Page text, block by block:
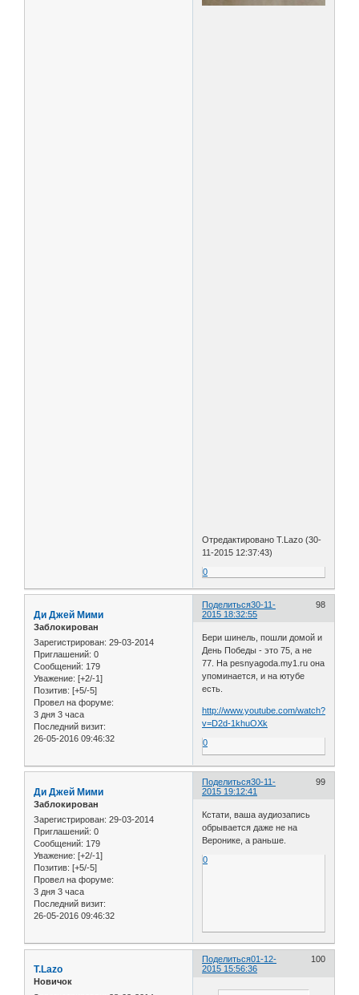
Отредактировано T.Lazo (30-
11-2015 12:37:43)
0
Поделиться 98
30-11-
2015 18:32:55
Ди Джей Мими
Заблокирован
Зарегистрирован: 29-03-2014
Приглашений: 0
Сообщений: 179
Уважение: [+2/-1]
Позитив: [+5/-5]
Провел на форуме:
3 дня 3 часа
Последний визит:
26-05-2016 09:46:32
Бери шинель, пошли домой и
День Победы - это 75, а не
77. На pesnyagoda.my1.ru она
упоминается, и на ютубе
есть.
http://www.youtube.com/watch?
v=D2d-1khuOXk
0
Поделиться 99
30-11-
2015 19:12:41
Ди Джей Мими
Заблокирован
Зарегистрирован: 29-03-2014
Приглашений: 0
Сообщений: 179
Уважение: [+2/-1]
Позитив: [+5/-5]
Провел на форуме:
3 дня 3 часа
Последний визит:
26-05-2016 09:46:32
Кстати, ваша аудиозапись
обрывается даже не на
Веронике, а раньше.
0
Поделиться 100
01-12-
2015 15:56:36
T.Lazo
Новичок